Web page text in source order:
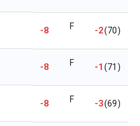
-8 F -2(70)
-8 F -1(71)
-8 F -3(69)